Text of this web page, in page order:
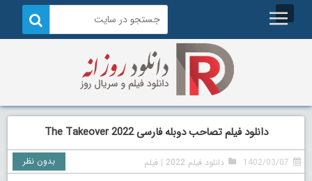
دانلود فیلم تصاحب دوبله فارسی The Takeover 2022
1402/03/07 دانلود فیلم 2022 |فیلم بدون نظر